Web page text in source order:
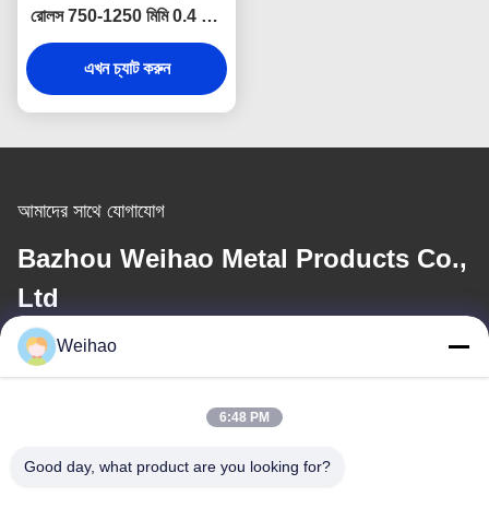
রোলস 750-1250 মিমি 0.4 মিমি
0.5 মিমি কাটিং সার্ভিসের সাথে
এখন চ্যাট করুন
আমাদের সাথে যোগাযোগ
Bazhou Weihao Metal Products Co.,
Ltd
ই-মেইল
Weihao
6:48 PM
Good day, what product are you looking for?